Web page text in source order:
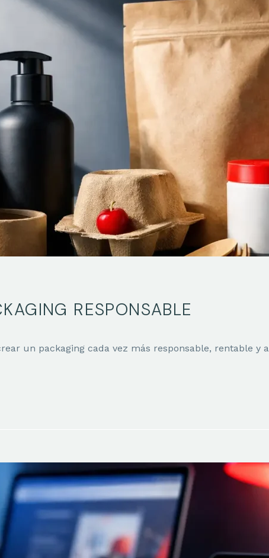
RESPONSABLE
un packaging cada vez más responsable, rentable y